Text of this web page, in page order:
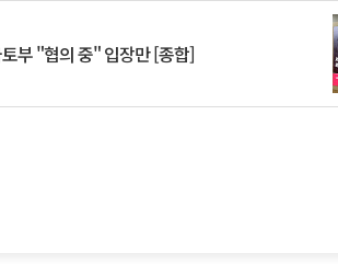
부 "협의 중" 입장만 [종합]